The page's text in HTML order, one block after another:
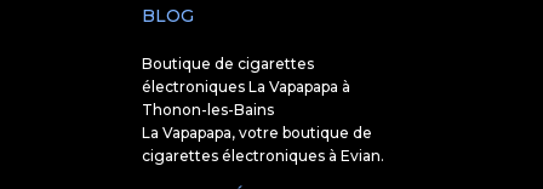
BLOG
Boutique de cigarettes
électroniques La Vapapapa à
Thonon-les-Bains
La Vapapapa, votre boutique de
cigarettes électroniques à Evian.